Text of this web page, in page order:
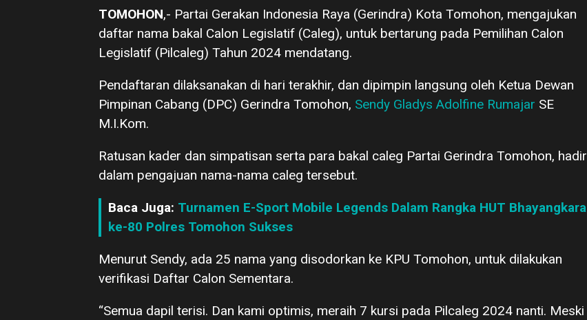
TOMOHON,- Partai Gerakan Indonesia Raya (Gerindra) Kota Tomohon, mengajukan
daftar nama bakal Calon Legislatif (Caleg), untuk bertarung pada Pemilihan Calon
Legislatif (Pilcaleg) Tahun 2024 mendatang.
Pendaftaran dilaksanakan di hari terakhir, dan dipimpin langsung oleh Ketua Dewan
Pimpinan Cabang (DPC) Gerindra Tomohon, Sendy Gladys Adolfine Rumajar SE
M.I.Kom.
Ratusan kader dan simpatisan serta para bakal caleg Partai Gerindra Tomohon, hadir
dalam pengajuan nama-nama caleg tersebut.
Baca Juga: Turnamen E-Sport Mobile Legends Dalam Rangka HUT Bhayangkara
ke-80 Polres Tomohon Sukses
Menurut Sendy, ada 25 nama yang disodorkan ke KPU Tomohon, untuk dilakukan
verifikasi Daftar Calon Sementara.
“Semua dapil terisi. Dan kami optimis, meraih 7 kursi pada Pilcaleg 2024 nanti. Meski